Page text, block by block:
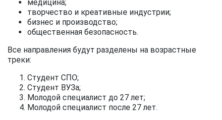
медицина;
творчество и креативные индустрии;
бизнес и производство;
общественная безопасность.
Все направления будут разделены на возрастные
треки:
Студент СПО;
Студент ВУЗа;
Молодой специалист до 27 лет;
Молодой специалист после 27 лет.